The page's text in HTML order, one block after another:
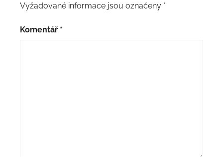
Vyžadované informace jsou označeny *
Komentář *